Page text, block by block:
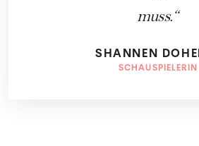
muss.
SHANNEN
SCHAUSPIELERIN